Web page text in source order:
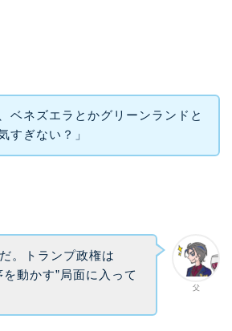
ベネズエラとかグリーンランドと
すぎない？」
父
。トランプ政権は
動かす”局面に入って